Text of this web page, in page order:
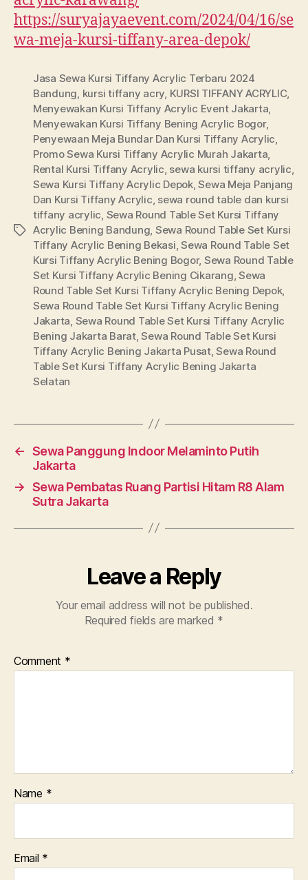
https://suryajayaevent.com/2024/04/16/se
wa-meja-kursi-tiffany-area-depok/
Tags
Jasa Sewa Kursi Tiffany Acrylic Terbaru 2024
Bandung kursi tiffany acry KURSI TIFFANY ACRYLIC,
Menyewakan Kursi Tiffany Acrylic Event Jakarta
Menyewakan Kursi Tiffany Bening Acrylic Bogor,
Penyewaan Meja Bundar Dan Kursi Tiffany Acrylic
Promo Sewa Kursi Tiffany Acrylic Murah Jakarta
Rental Kursi Tiffany Acrylic sewa kursi tiffany acrylic
Sewa Kursi Tiffany Acrylic Depok,Sewa Meja Panjang
Dan Kursi Tiffany Acrylic sewa round table dan kursi
tiffany acrylic Sewa Round Table Set Kursi Tiffany
Acrylic Bening Bandung Sewa Round Table Set Kursi
Tiffany Acrylic Bening Bekasi ,Sewa Round Table Set
Kursi Tiffany Acrylic Bening Bogor, Sewa Round Table
Set Kursi Tiffany Acrylic Bening Cikarang ,Sewa
Round Table Set Kursi Tiffany Acrylic Bening Depok,
Sewa Round Table Set Kursi Tiffany Acrylic Bening
Jakarta Sewa Round Table Set Kursi Tiffany Acrylic
Bening Jakarta Barat,Sewa Round Table Set Kursi
Tiffany Acrylic Bening Jakarta Pusat,Sewa Round
Table Set Kursi Tiffany Acrylic Bening Jakarta
Selatan
← Sewa Panggung Indoor Melaminto Putih
Jakarta
→ Sewa Pembatas Ruang Partisi Hitam R8 Alam
Sutra Jakarta
Leave a Reply
Your email address will not be published.
Required fields are marked *
Comment *
Name *
Email *